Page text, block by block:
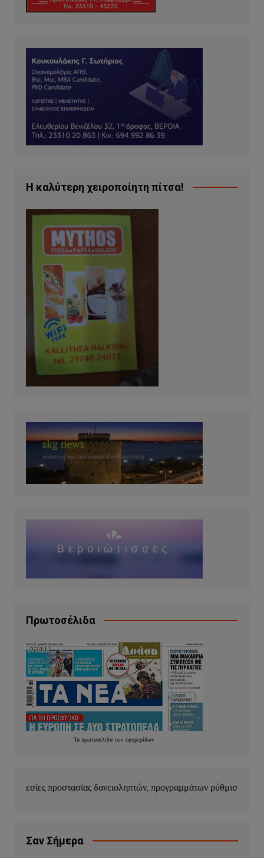
Η καλύτερη χειροποίητη πίτσα!
Πρωτοσέλιδα
Ταπρωτοσέλιδατωνεφημερίδων
δανειοληπτών, προγραμμάτων ρύθμισης οφειλών και
Σαν Σήμερα